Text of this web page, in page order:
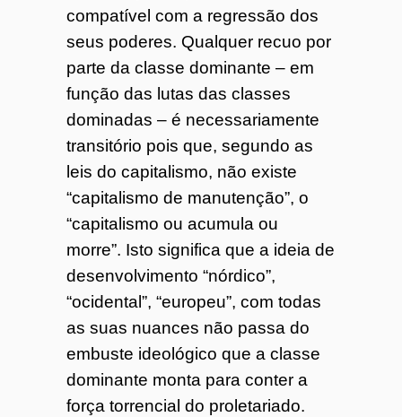
compatível com a regressão dos
seus poderes. Qualquer recuo por
parte da classe dominante – em
função das lutas das classes
dominadas – é necessariamente
transitório pois que, segundo as
leis do capitalismo, não existe
“capitalismo de manutenção”, o
“capitalismo ou acumula ou
morre”. Isto significa que a ideia de
desenvolvimento “nórdico”,
“ocidental”, “europeu”, com todas
as suas nuances não passa do
embuste ideológico que a classe
dominante monta para conter a
força torrencial do proletariado.